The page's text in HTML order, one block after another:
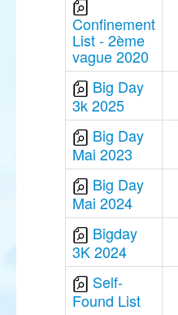
Confinement
List - 2ème
vague 2020
Big Day
3k 2025
Big Day
Mai 2023
Big Day
Mai 2024
Bigday
3K 2024
Self-
Found List